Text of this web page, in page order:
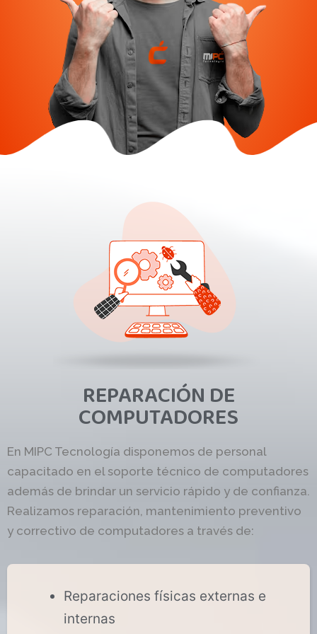
REPARACIÓN DE
COMPUTADORES
En MIPC Tecnología disponemos de personal
capacitado en el soporte técnico de computadores
además de brindar un servicio rápido y de confianza.
Realizamos reparación, mantenimiento preventivo
y correctivo de computadores a través de:
Reparaciones físicas externas e
internas